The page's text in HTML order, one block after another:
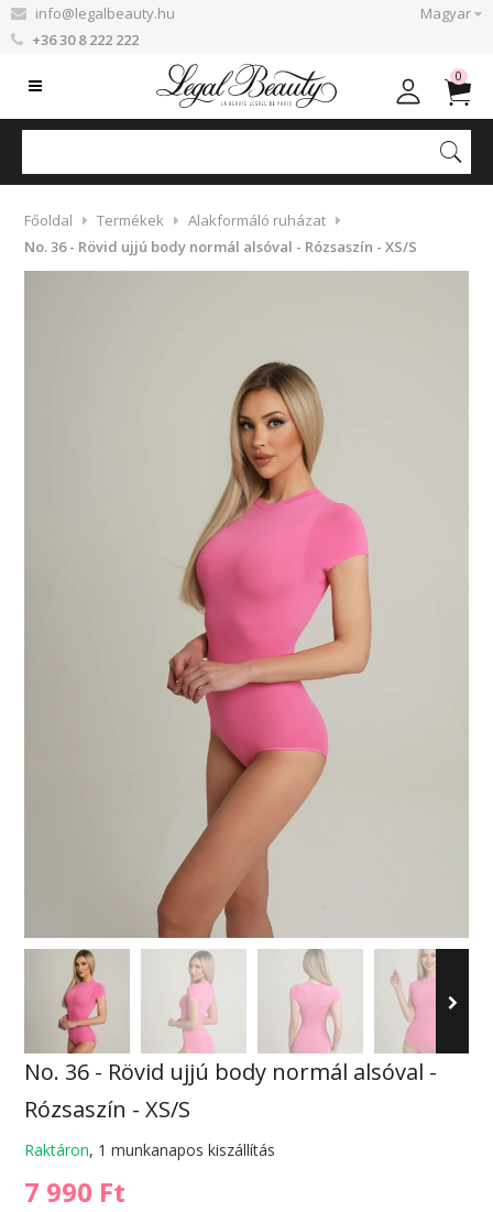
info@legalbeauty.hu
+36 30 8 222 222
Magyar
0
Főoldal Termékek
Alakformáló ruházat
No. 36 - Rövid ujjú body normál alsóval - Rózsaszín - XS/S
No. 36 - Rövid ujjú body normál alsóval -
Rózsaszín - XS/S
Raktáron, 1 munkanapos kiszállítás
7 990 Ft